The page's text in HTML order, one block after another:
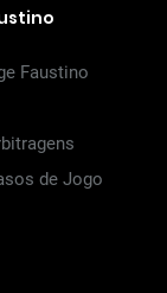
Faustino
de Jogo